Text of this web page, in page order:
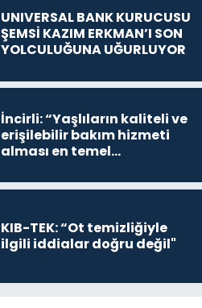
UNIVERSAL BANK KURUCUSU
ŞEMSİ KAZIM ERKMAN’I SON
YOLCULUĞUNA UĞURLUYOR
İncirli: “Yaşlıların kaliteli ve
erişilebilir bakım hizmeti
alması en temel
KIB-TEK: “Ot temizliğiyle
ilgili iddialar doğru değil"